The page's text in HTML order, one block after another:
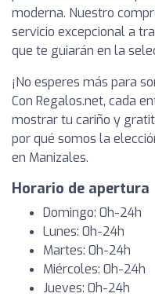
moderna. Nuestro
servicio excepcional a
que te guiarán en la
¡No esperes más para
Con Regalos.net, cada
mostrar tu cariño y
por qué somos la
en Manizales.
Horario de apertura
Domingo: 0h-24h
Lunes: 0h-24h
Martes: 0h-24h
Miércoles: 0h-24h
Jueves: 0h-24h